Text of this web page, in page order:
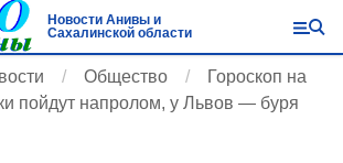
Новости Анивы и
Сахалинской области
Общество
Гороскоп на
пойдут напролом, у Львов — буря